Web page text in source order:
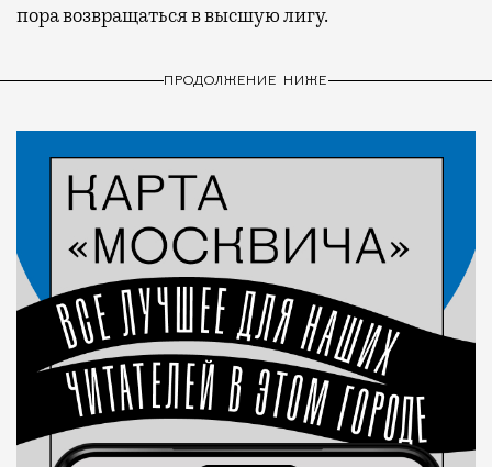
пора возвращаться в высшую лигу.
ПРОДОЛЖЕНИЕ НИЖЕ